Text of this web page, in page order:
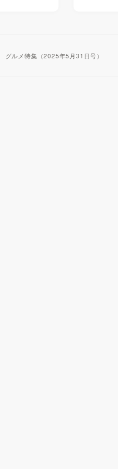
グルメ特集（2025年5月31日号）